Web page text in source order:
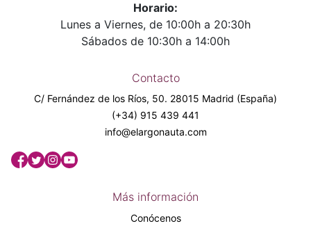
Horario:
Lunes a Viernes, de 10:00h a 20:30h
Sábados de 10:30h a 14:00h
Contacto
C/ Fernández de los Ríos, 50. 28015 Madrid (España)
(+34) 915 439 441
info@elargonauta.com
Más información
Conócenos